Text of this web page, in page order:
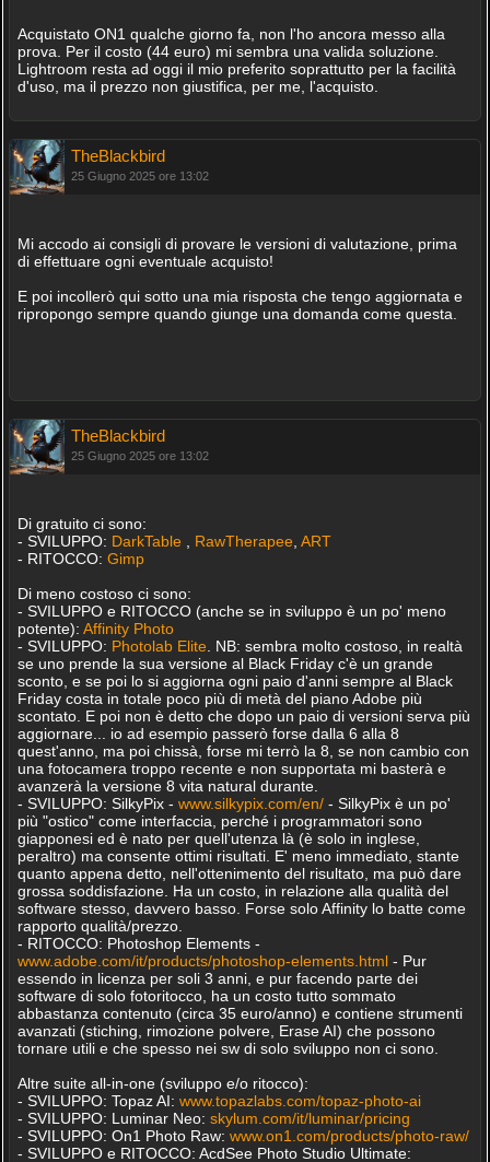
Acquistato ON1 qualche giorno fa, non l'ho ancora messo alla
prova. Per il costo (44 euro) mi sembra una valida soluzione.
Lightroom resta ad oggi il mio preferito soprattutto per la facilità
d'uso, ma il prezzo non giustifica, per me, l'acquisto.
TheBlackbird
25 Giugno 2025 ore 13:02
Mi accodo ai consigli di provare le versioni di valutazione, prima
di effettuare ogni eventuale acquisto!
E poi incollerò qui sotto una mia risposta che tengo aggiornata e
ripropongo sempre quando giunge una domanda come questa.
TheBlackbird
25 Giugno 2025 ore 13:02
Di gratuito ci sono:
- SVILUPPO: DarkTable RawTherapee, ART
- RITOCCO: Gimp
Di meno costoso ci sono:
- SVILUPPO e RITOCCO (anche se in sviluppo è un po' meno
potente): Affinity Photo
- SVILUPPO: Photolab Elite. NB: sembra molto costoso, in realtà
se uno prende la sua versione al Black Friday c'è un grande
sconto, e se poi lo si aggiorna ogni paio d'anni sempre al Black
Friday costa in totale poco più di metà del piano Adobe più
scontato. E poi non è detto che dopo un paio di versioni serva più
aggiornare... io ad esempio passerò forse dalla 6 alla 8
quest'anno, ma poi chissà, forse mi terrò la 8, se non cambio con
una fotocamera troppo recente e non supportata mi basterà e
avanzerà la versione 8 vita natural durante.
- SVILUPPO: SilkyPix - www.silkypix.com/en/- SilkyPix è un po'
più "ostico" come interfaccia, perché i programmatori sono
giapponesi ed è nato per quell'utenza là (è solo in inglese,
peraltro) ma consente ottimi risultati. E' meno immediato, stante
quanto appena detto, nell'ottenimento del risultato, ma può dare
grossa soddisfazione. Ha un costo, in relazione alla qualità del
software stesso, davvero basso. Forse solo Affinity lo batte come
rapporto qualità/prezzo.
- RITOCCO: Photoshop Elements -
www.adobe.com/it/products/photoshop-elements.html- Pur
essendo in licenza per soli 3 anni, e pur facendo parte dei
software di solo fotoritocco, ha un costo tutto sommato
abbastanza contenuto (circa 35 euro/anno) e contiene strumenti
avanzati (stiching, rimozione polvere, Erase AI) che possono
tornare utili e che spesso nei sw di solo sviluppo non ci sono.
Altre suite all-in-one (sviluppo e/o ritocco):
- SVILUPPO: Topaz AI: www.topazlabs.com/topaz-photo-ai
- SVILUPPO: Luminar Neo: skylum.com/it/luminar/pricing
- SVILUPPO: On1 Photo Raw: www.on1.com/products/photo-raw/
- SVILUPPO e RITOCCO: AcdSee Photo Studio Ultimate: